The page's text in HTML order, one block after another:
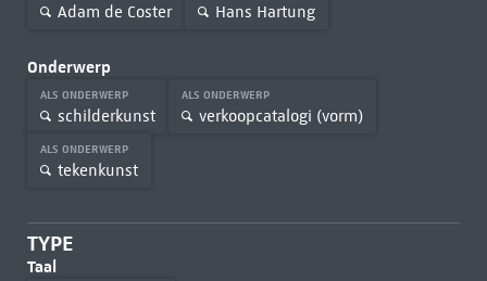
Adam de Coster Hans Hartung
Onderwerp
ALS ONDERWERP
schilderkunst
ALS ONDERWERP
verkoopcatalogi (vorm)
ALS ONDERWERP
tekenkunst
TYPE
Taal